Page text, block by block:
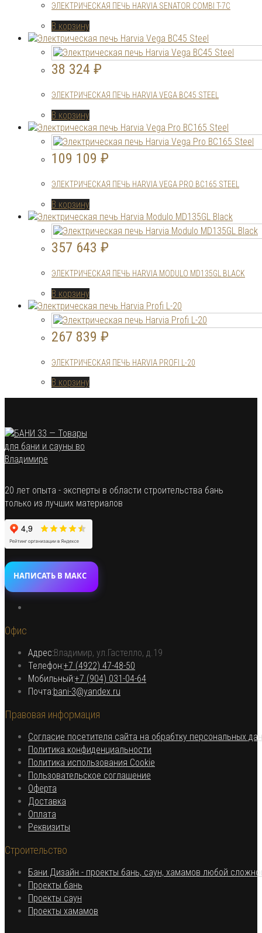
ЭЛЕКТРИЧЕСКАЯ ПЕЧЬ HARVIA SENATOR COMBI T-7C
В корзину
38 324 ₽
ЭЛЕКТРИЧЕСКАЯ ПЕЧЬ HARVIA VEGA BC45 STEEL
В корзину
109 109 ₽
ЭЛЕКТРИЧЕСКАЯ ПЕЧЬ HARVIA VEGA PRO BC165 STEEL
В корзину
357 643 ₽
ЭЛЕКТРИЧЕСКАЯ ПЕЧЬ HARVIA MODULO MD135GL BLACK
В корзину
267 839 ₽
ЭЛЕКТРИЧЕСКАЯ ПЕЧЬ HARVIA PROFI L-20
В корзину
20 лет опыта - эксперты в области строительства бань
только из лучших материалов
НАПИСАТЬ В МАКС
Офис
Адрес:Владимир, ул.Гастелло, д.19
Телефон:+7 (4922) 47-48-50
Мобильный:+7 (904) 031-04-64Откроется
Почта:bani-3@yandex.ru
приложении
Правовая информация
Согласие посетителя сайта на обрабтку персональных
Политика конфиденциальности
в
Политика использования Cookie
Пользовательское соглашение
Оферта
в
вкладке
Доставка
новой
Оплата
в
вкладке
Реквизиты
Строительство
Бани Дизайн - проекты бань, саун, хамамов любой
Проекты бань
новой
Проекты саун
в
Проекты хамамов